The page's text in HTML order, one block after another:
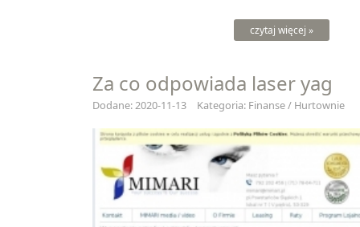
czytaj więcej »
Za co odpowiada laser yag
Dodane: 2020-11-13 Kategoria: Finanse / Hurtownie